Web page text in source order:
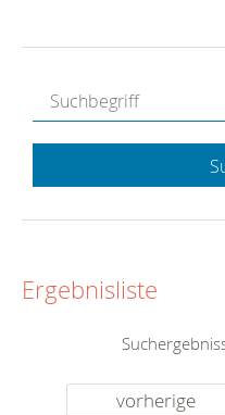
Ergebnisliste
vorherige